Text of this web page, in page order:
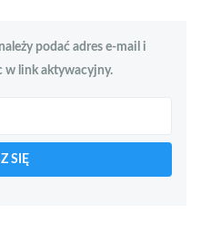
należy podać adres e-mail i
w link aktywacyjny.
SIĘ